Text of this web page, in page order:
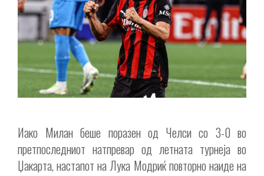
Иако Милан беше поразен од Челси со 3-0 во
претпоследниот натпревар од летната турнеја во
Џакарта, настапот на Лука Модриќ повторно наиде на